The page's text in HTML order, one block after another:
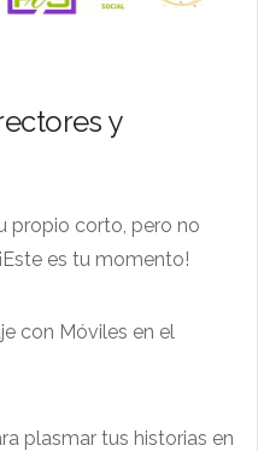
y
propio corto, pero no
es tu momento!
con Móviles en el
plasmar tus historias en